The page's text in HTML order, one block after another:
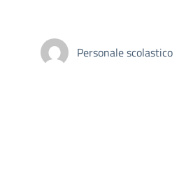
Personale scolastico